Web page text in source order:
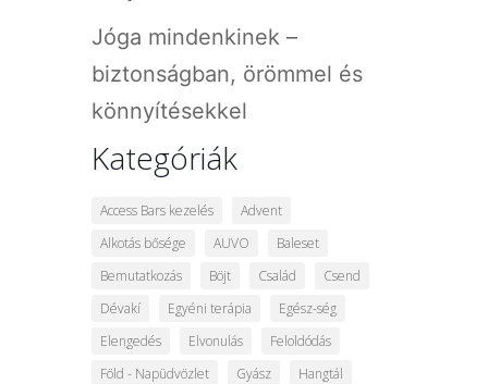
Jóga mindenkinek –
biztonságban, örömmel és
könnyítésekkel
Kategóriák
Access Bars kezelés
Advent
Alkotás bősége
AUVO
Baleset
Bemutatkozás
Böjt Család
Csend
Dévakí
Egyéni terápia
Egész-ség
Elengedés
Elvonulás
Feloldódás
Föld - Napüdvözlet
Gyász
Hangtál